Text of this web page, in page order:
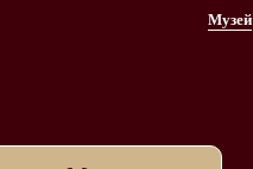
Музей